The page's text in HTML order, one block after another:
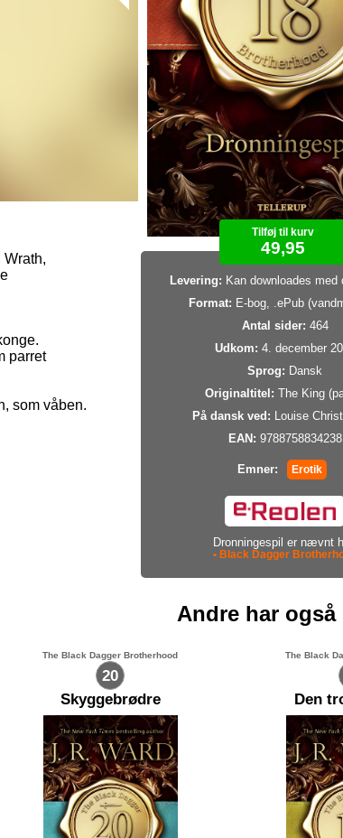
Tilføj til kurv
49,95
Levering: Kan downloades med
Format: E-bog, .ePub
Antal sider: 464
Udkom: 4. december
Sprog: Dansk
Originaltitel: The King
På dansk ved: Louise
EAN: 9788758834238
Emner: Erotik
Dronningespil er nævnt
• Black Dagger
parret
som våben.
Andre har også
20
The Black Dagger Brotherhood
Skyggebrødre
The Black
Den